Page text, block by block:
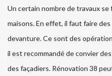
Un certain nombre de travaux
maisons. En effet, il faut faire
devanture. Ce sont des
il est recommandé de convier
des façadiers. Rénovation 38